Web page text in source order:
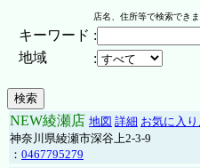
店名、住所等で検索できま
キーワード :
地域
:
NEW綾瀬店 地図 詳細 お気に入
神奈川県綾瀬市深谷上2-3-9
： 0467795279